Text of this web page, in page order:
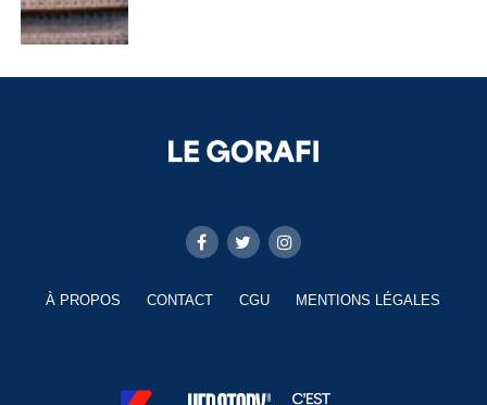
À PROPOS CONTACT CGU MENTIONS LÉGALES